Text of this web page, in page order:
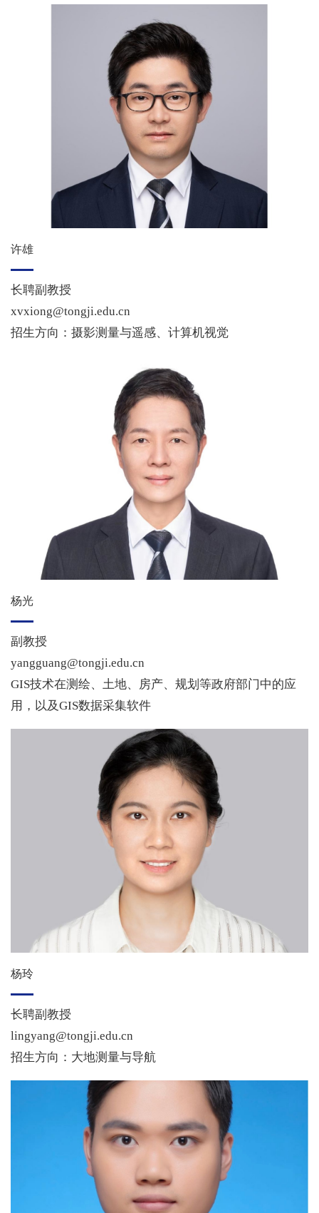
许雄
长聘副教授
xvxiong@tongji.edu.cn
招生方向：摄影测量与遥感、计算机视觉
杨光
副教授
yangguang@tongji.edu.cn
GIS技术在测绘、土地、房产、规划等政府部门中的应
用，以及GIS数据采集软件
杨玲
长聘副教授
lingyang@tongji.edu.cn
招生方向：大地测量与导航